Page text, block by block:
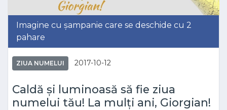
Imagine cu șampanie care se deschide cu 2
pahare
ZIUA NUMELUI 2017-10-12
Caldă și luminoasă să fie ziua
numelui tău! La mulți ani, Giorgian!